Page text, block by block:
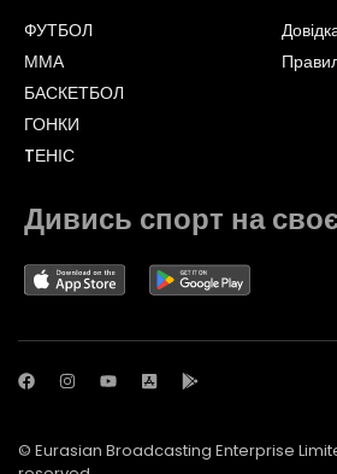
ФУТБОЛ
ММА
БАСКЕТБОЛ
ГОНКИ
TЕНІС
Дивись спорт на
© Eurasian Broadcasting Enterprise